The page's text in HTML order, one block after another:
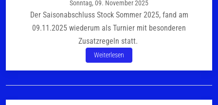
Sonntag, 09. November 2025
Der Saisonabschluss Stock Sommer 2025, fand am
09.11.2025 wiederum als Turnier mit besonderen
Zusatzregeln statt.
Weiterlesen